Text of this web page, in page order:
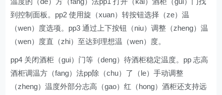
到控制面板。pp2 使用旋（xuan）转按钮选择（ze）温
（wen）度选项。pp3 通过上下按钮（niu）调整（zheng）温
（wen）度直（zhi）至达到理想温（wen）度。
pp4 关闭酒柜（gui）门等（deng）待酒柜稳定温度。pp 志高
酒柜调温方（fang）法pp除（chu）了（le）手动调整
（zheng）温度外部分志高（gao）红（hong）酒柜还支持远